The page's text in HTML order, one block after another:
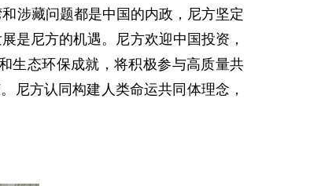
涉藏问题都是中国的内政，尼方坚定
是尼方的机遇。尼方欢迎中国投资，
生态环保成就，将积极参与高质量共
尼方认同构建人类命运共同体理念，